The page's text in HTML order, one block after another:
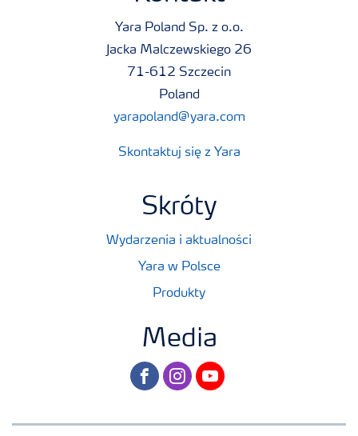
Yara Poland Sp. z o.o.
Jacka Malczewskiego 26
71-612 Szczecin
Poland
yarapoland@yara.com
Skontaktuj się z Yara
Skróty
Wydarzenia i aktualności
Yara w Polsce
Produkty
Media
facebookinstagram
youtube